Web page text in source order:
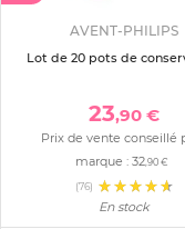
AVENT-PHILIPS
Lot de 20 pots de
23,90 €
Prix de vente conseillé
marque :32,90 €
(76)
En stock